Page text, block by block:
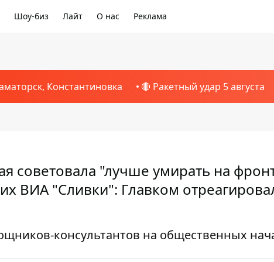
Шоу-биз Лайт О нас Реклама
Константиновка 🔴 Ракетный удар 5 августа
советовала "лучше умирать на
ВИА "Сливки": Главком
консультантов на общественных